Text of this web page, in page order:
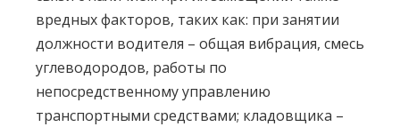
вредных факторов, таких как: при занятии
должности водителя – общая вибрация, смесь
углеводородов, работы по
непосредственному управлению
транспортными средствами; кладовщика –